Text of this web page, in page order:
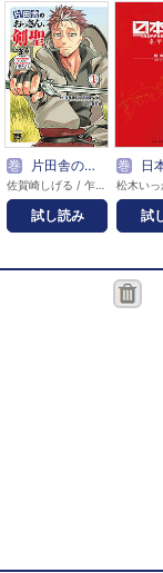
巻 片田舎のおっさん、剣聖になる～ただの田舎の剣術師範だったのに、大成した弟子たちが俺を放ってくれない件～
試し読み
巻 日
松木いっ
試